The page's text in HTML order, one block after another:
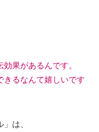
果があるんです。
るなんて嬉しいです
は、